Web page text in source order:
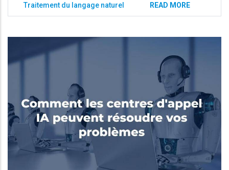
Traitement du langage naturel READ MORE